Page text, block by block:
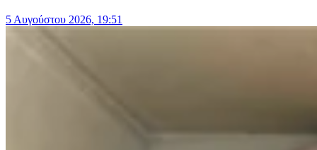
5 Αυγούστου 2026, 19:51